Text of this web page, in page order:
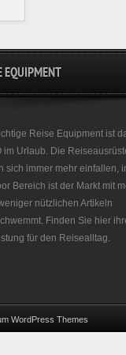
EQUIPMENT
Reise Equipment ist
im Urlaub. Die
sich immer mehr einfallen,
Bereich ist der Markt mit
nützlichen Artikeln
Finden Sie hier
für den Reisealltag.
WordPress Themes